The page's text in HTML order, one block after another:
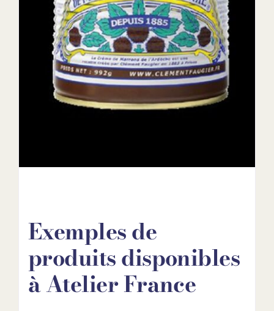
Exemples de
produits disponibles
à Atelier France